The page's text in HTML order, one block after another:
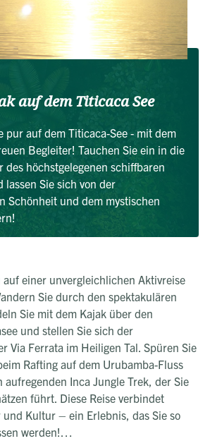
auf dem Titicaca See
pur auf dem Titicaca-See - mit dem
Begleiter! Tauchen Sie ein in die
des höchstgelegenen schiffbaren
lassen Sie sich von der
Schönheit und dem mystischen
auf einer unvergleichlichen Aktivreise
Sie durch den spektakulären
Sie mit dem Kajak über den
und stellen Sie sich der
Via Ferrata im Heiligen Tal. Spüren Sie
Rafting auf dem Urubamba-Fluss
aufregenden Inca Jungle Trek, der Sie
führt. Diese Reise verbindet
Kultur – ein Erlebnis, das Sie so
werden!